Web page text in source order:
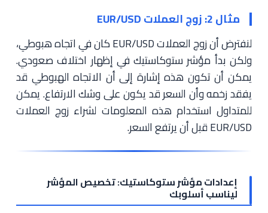
مثال 2: زوج العملات EUR/USD
لنفترض أن زوج العملات EUR/USD كان في اتجاه هبوطي،
ولكن بدأ مؤشر ستوكاستيك في إظهار اختلاف صعودي.
يمكن أن تكون هذه إشارة إلى أن الاتجاه الهبوطي قد
يفقد زخمه وأن السعر قد يكون على وشك الارتفاع. يمكن
للمتداول استخدام هذه المعلومات لشراء زوج العملات
EUR/USD قبل أن يرتفع السعر.
إعدادات مؤشر ستوكاستيك: تخصيص المؤشر
ليناسب أسلوبك